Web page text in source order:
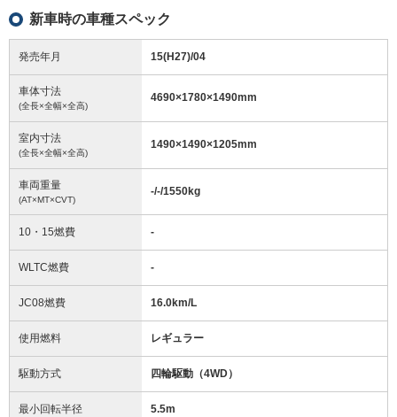
新車時の車種スペック
発売年月 15(H27)/04
車体寸法
(全長×全幅×全高)
4690×1780×1490mm
室内寸法
(全長×全幅×全高)
1490×1490×1205mm
車両重量
(AT×MT×CVT)
-/-/1550kg
10・15燃費 -
WLTC燃費 -
JC08燃費 16.0km/L
使用燃料 レギュラー
駆動方式 四輪駆動（4WD）
最小回転半径 5.5m